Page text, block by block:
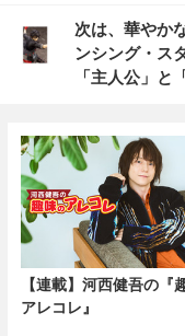
次は、華やか
ンシング・ス
「主人公」と
【連載】河西健吾の『
アレコレ』